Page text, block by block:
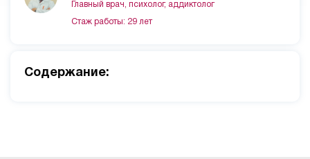
Cодержание:
Главный врач, психолог, аддиктолог
Стаж работы: 29 лет